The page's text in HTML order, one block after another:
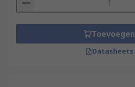
Toevoegen
Datasheets